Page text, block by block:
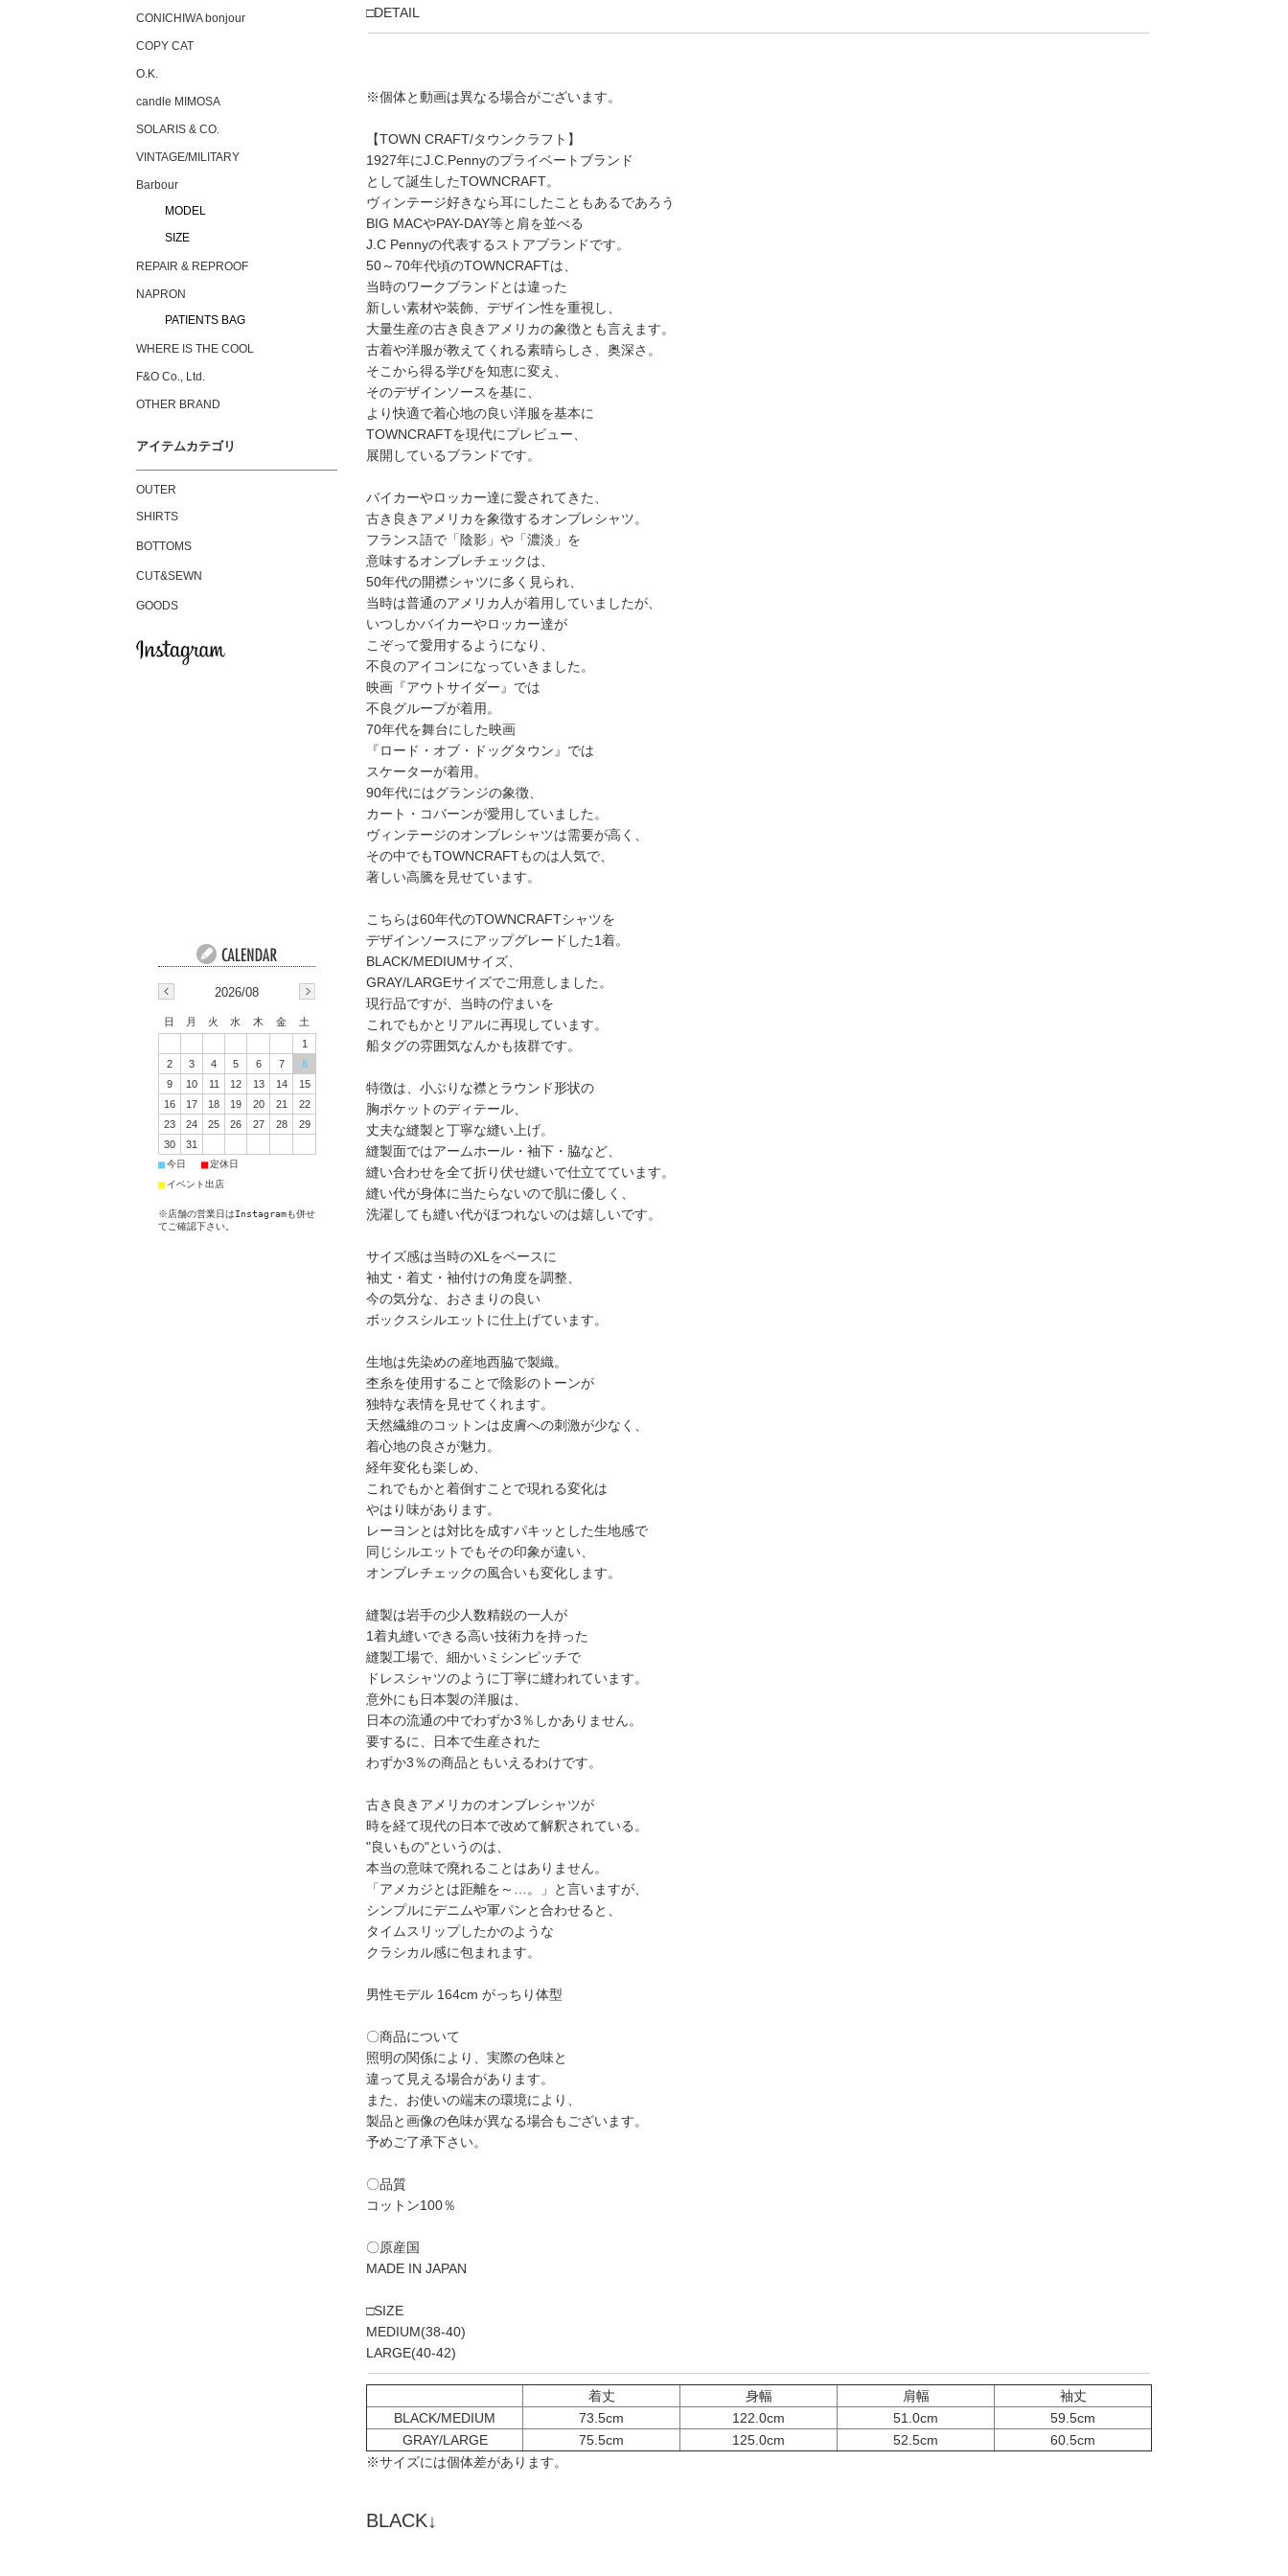
□DETAIL
※個体と動画は異なる場合がございます。
【TOWN CRAFT/タウンクラフト】
1927年にJ.C.Pennyのプライベートブランド
として誕生したTOWNCRAFT。
ヴィンテージ好きなら耳にしたこともあるであろう
BIG MACやPAY-DAY等と肩を並べる
J.C Pennyの代表するストアブランドです。
50～70年代頃のTOWNCRAFTは、
当時のワークブランドとは違った
新しい素材や装飾、デザイン性を重視し、
大量生産の古き良きアメリカの象徴とも言えます。
古着や洋服が教えてくれる素晴らしさ、奥深さ。
そこから得る学びを知恵に変え、
そのデザインソースを基に、
より快適で着心地の良い洋服を基本に
TOWNCRAFTを現代にプレビュー、
展開しているブランドです。
バイカーやロッカー達に愛されてきた、
古き良きアメリカを象徴するオンブレシャツ。
フランス語で「陰影」や「濃淡」を
意味するオンブレチェックは、
50年代の開襟シャツに多く見られ、
当時は普通のアメリカ人が着用していましたが、
いつしかバイカーやロッカー達が
こぞって愛用するようになり、
不良のアイコンになっていきました。
映画『アウトサイダー』では
不良グループが着用。
70年代を舞台にした映画
『ロード・オブ・ドッグタウン』では
スケーターが着用。
90年代にはグランジの象徴、
カート・コバーンが愛用していました。
ヴィンテージのオンブレシャツは需要が高く、
その中でもTOWNCRAFTものは人気で、
著しい高騰を見せています。
こちらは60年代のTOWNCRAFTシャツを
デザインソースにアップグレードした1着。
BLACK/MEDIUMサイズ、
GRAY/LARGEサイズでご用意しました。
現行品ですが、当時の佇まいを
これでもかとリアルに再現しています。
船タグの雰囲気なんかも抜群です。
特徴は、小ぶりな襟とラウンド形状の
胸ポケットのディテール、
丈夫な縫製と丁寧な縫い上げ。
縫製面ではアームホール・袖下・脇など、
縫い合わせを全て折り伏せ縫いで仕立てています。
縫い代が身体に当たらないので肌に優しく、
洗濯しても縫い代がほつれないのは嬉しいです。
サイズ感は当時のXLをベースに
袖丈・着丈・袖付けの角度を調整、
今の気分な、おさまりの良い
ボックスシルエットに仕上げています。
生地は先染めの産地西脇で製織。
杢糸を使用することで陰影のトーンが
独特な表情を見せてくれます。
天然繊維のコットンは皮膚への刺激が少なく、
着心地の良さが魅力。
経年変化も楽しめ、
これでもかと着倒すことで現れる変化は
やはり味があります。
レーヨンとは対比を成すパキッとした生地感で
同じシルエットでもその印象が違い、
オンブレチェックの風合いも変化します。
縫製は岩手の少人数精鋭の一人が
1着丸縫いできる高い技術力を持った
縫製工場で、細かいミシンピッチで
ドレスシャツのように丁寧に縫われています。
意外にも日本製の洋服は、
日本の流通の中でわずか3％しかありません。
要するに、日本で生産された
わずか3％の商品ともいえるわけです。
古き良きアメリカのオンブレシャツが
時を経て現代の日本で改めて解釈されている。
"良いもの"というのは、
本当の意味で廃れることはありません。
「アメカジとは距離を～…。」と言いますが、
シンプルにデニムや軍パンと合わせると、
タイムスリップしたかのような
クラシカル感に包まれます。
男性モデル 164cm がっちり体型
〇商品について
照明の関係により、実際の色味と
違って見える場合があります。
また、お使いの端末の環境により、
製品と画像の色味が異なる場合もございます。
予めご了承下さい。
〇品質
コットン100％
〇原産国
MADE IN JAPAN
□SIZE
MEDIUM(38-40)
LARGE(40-42)
着丈 身幅 肩幅
袖丈
BLACK/MEDIUM
73.5cm 122.0cm 51.0cm
59.5cm
GRAY/LARGE
75.5cm 125.0cm 52.5cm
60.5cm
※サイズには個体差があります。
BLACK↓
CONICHIWA bonjour
COPY CAT
O.K.
candle MIMOSA
SOLARIS & CO.
VINTAGE/MILITARY
Barbour
MODEL
SIZE
REPAIR & REPROOF
NAPRON
PATIENTS BAG
WHERE IS THE COOL
F&O Co., Ltd.
OTHER BRAND
アイテムカテゴリ
OUTER
SHIRTS
BOTTOMS
CUT&SEWN
GOODS
2026/08
日 月 火 水 木 金
土
1
2
3 4 5 6 7
8
9
10 11 12 13 14
15
16
17 18 19 20 21
22
23
24 25 26 27 28
29
30
31
■今日 ■定休日
■ イベント出店
※店舗の営業日はInstagramも併せ
てご確認下さい。